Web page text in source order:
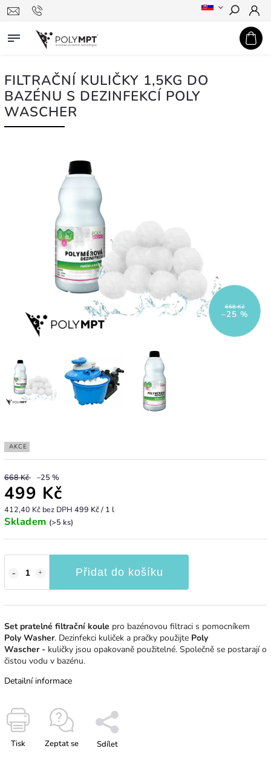
Hledat
FILTRAČNÍ KULIČKY 1,5KG DO
BAZÉNU S DEZINFEKCÍ POLY
WASCHER
668 Kč
–25 %
AKCE
668 Kč –25 %
499 Kč
412,40 Kč bez DPH 499 Kč / 1 l
Skladem (>5 ks)
Přidat do košíku
Set pratelné filtrační koule pro bazénovou filtraci s pomocníkem
Poly Washer. Dezinfekci kuliček a pračky použijte Poly
Wascher - kuličky jsou opakovaně použitelné. Společně se postarají o
čistou vodu v bazénu.
Detailní informace
Tisk Zeptat se Sdílet